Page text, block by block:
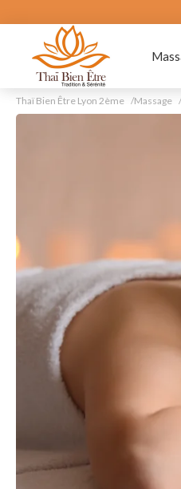
Thaï Bien Être Lyon 2ème Massage